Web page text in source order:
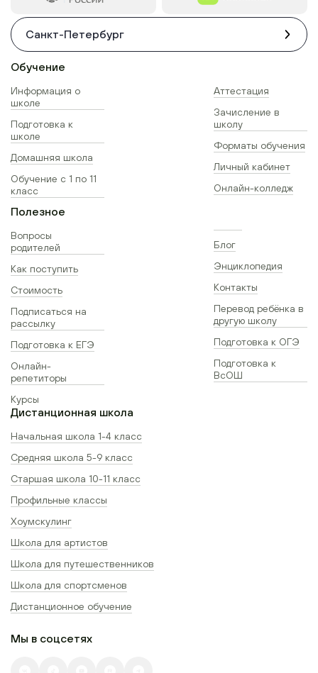
Санкт-Петербург
Обучение
Информация о
школе
Подготовка к
школе
Домашняя школа
Обучение с 1 по 11
класс
Аттестация
Зачисление в
школу
Форматы обучения
Личный кабинет
Онлайн-колледж
Полезное
Вопросы
родителей
Как поступить
Стоимость
Подписаться на
рассылку
Подготовка к ЕГЭ
Онлайн-
репетиторы
Курсы
Блог
Энциклопедия
Контакты
Перевод ребёнка в
другую школу
Подготовка к ОГЭ
Подготовка к
ВсОШ
Дистанционная школа
Начальная школа 1-4 класс
Средняя школа 5-9 класс
Старшая школа 10-11 класс
Профильные классы
Хоумскулинг
Школа для артистов
Школа для путешественников
Школа для спортсменов
Дистанционное обучение
Мы в соцсетях